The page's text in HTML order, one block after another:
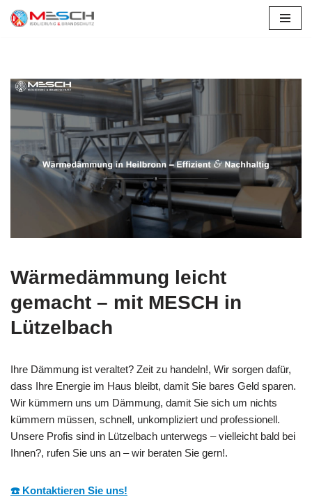
Wärmedämmung leicht
gemacht – mit MESCH in
Lützelbach
Ihre Dämmung ist veraltet? Zeit zu handeln!, Wir sorgen dafür,
dass Ihre Energie im Haus bleibt, damit Sie bares Geld sparen.
Wir kümmern uns um Dämmung, damit Sie sich um nichts
kümmern müssen, schnell, unkompliziert und professionell.
Unsere Profis sind in Lützelbach unterwegs – vielleicht bald bei
Ihnen?, rufen Sie uns an – wir beraten Sie gern!.
☎️ Kontaktieren Sie uns!